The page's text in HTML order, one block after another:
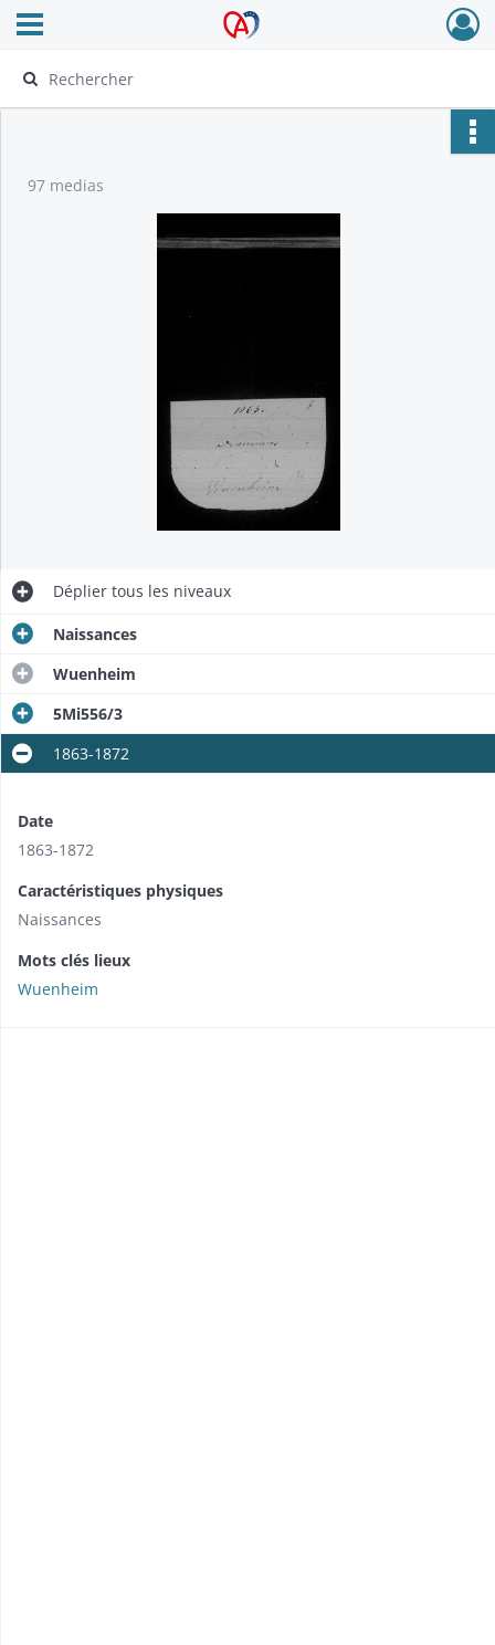
Archives Alsace - Colmar
Ouvrir le menu déroulant
97 medias
Déplier tous les niveaux
Naissances
Wuenheim
5Mi556/3
1863-1872
Date
1863-1872
Caractéristiques physiques
Naissances
Mots clés lieux
Wuenheim